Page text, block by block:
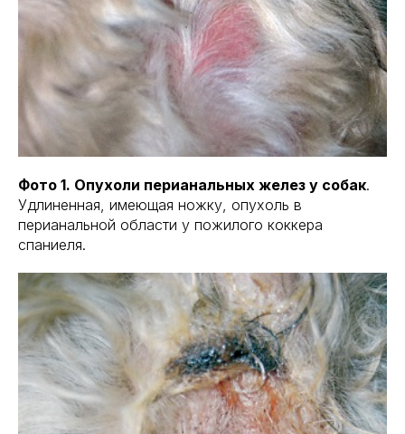
Фото 1. Опухоли перианальных желез у собак.
Удлиненная, имеющая ножку, опухоль в
перианальной области у пожилого коккера
спаниеля.